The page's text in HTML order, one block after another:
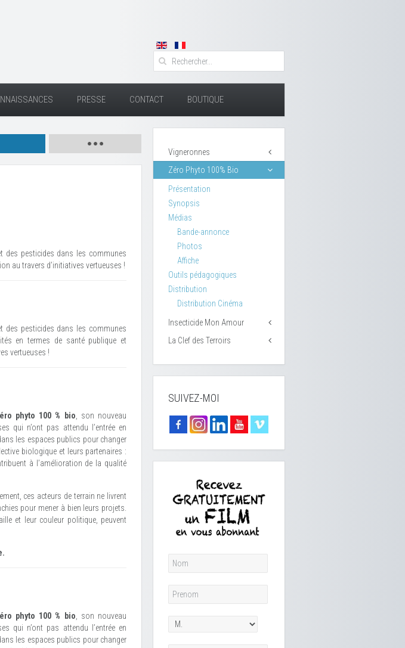
PRESSE CONTACT BOUTIQUE
des pesticides dans les communes
au travers d’initiatives vertueuses !
des pesticides dans les communes
en termes de santé publique et
vertueuses !
phyto 100 % bio , son nouveau
qui n’ont pas attendu l’entrée en
les espaces publics pour changer
biologique et leurs partenaires :
à l’amélioration de la qualité
ces acteurs de terrain ne livrent
pour mener à bien leurs projets.
et leur couleur politique, peuvent
phyto 100 % bio , son nouveau
qui n’ont pas attendu l’entrée en
les espaces publics pour changer
Vigneronnes
Zéro Phyto 100% Bio
Présentation
Synopsis
Médias
Bande-annonce
Photos
Affiche
Outils pédagogiques
Distribution
Distribution Cinéma
Insecticide Mon Amour
La Clef des Terroirs
SUIVEZ-MOI